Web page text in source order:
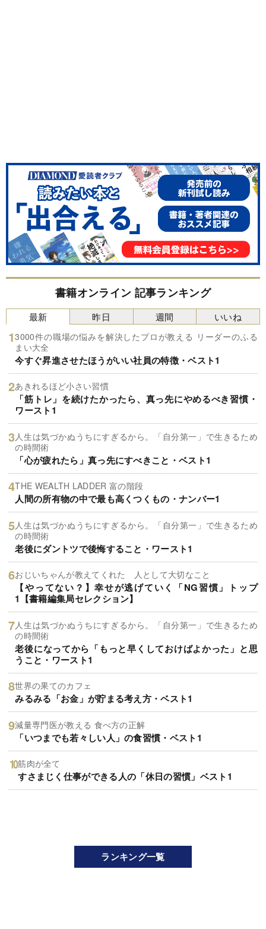
書籍オンライン 記事ランキング
最新
3000件の職場の悩みを解決したプロが教える リーダーのふる
まい大全
今すぐ昇進させたほうがいい社員の特徴・ベスト1
あきれるほど小さい習慣
「筋トレ」を続けたかったら、真っ先にやめるべき習慣・
ワースト1
人生は気づかぬうちにすぎるから。「自分第一」で生きるため
の時間術
「心が疲れたら」真っ先にすべきこと・ベスト1
THE WEALTH LADDER 富の階段
人間の所有物の中で最も高くつくもの・ナンバー1
人生は気づかぬうちにすぎるから。「自分第一」で生きるため
の時間術
老後にダントツで後悔すること・ワースト1
おじいちゃんが教えてくれた 人として大切なこと
【やってない？】幸せが逃げていく「NG習慣」トップ
1【書籍編集局セレクション】
人生は気づかぬうちにすぎるから。「自分第一」で生きるため
の時間術
老後になってから「もっと早くしておけばよかった」と思
うこと・ワースト1
世界の果てのカフェ
みるみる「お金」が貯まる考え方・ベスト1
減量専門医が教える 食べ方の正解
「いつまでも若々しい人」の食習慣・ベスト1
筋肉が全て
すさまじく仕事ができる人の「休日の習慣」ベスト1
昨日 週間 いいね
ランキング一覧